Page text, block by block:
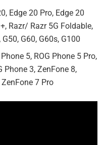
Edge 20 Pro, Edge 20
Razr/ Razr 5G Foldable,
G60, G60s, G100
5, ROG Phone 5 Pro,
Phone 3, ZenFone 8,
7 Pro